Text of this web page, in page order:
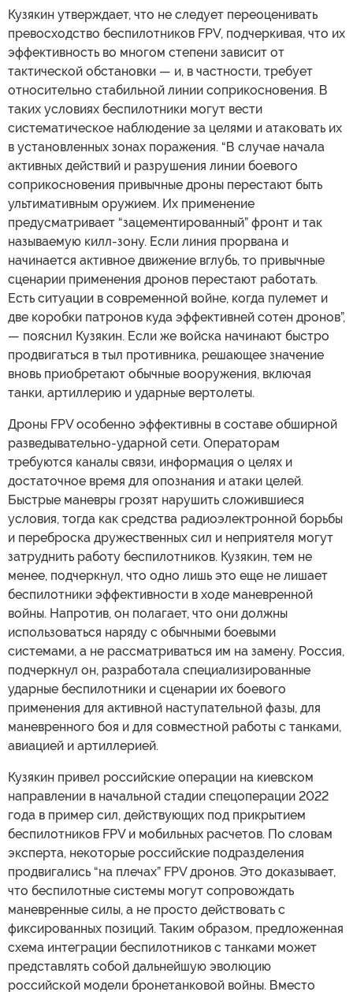
Кузякин утверждает, что не следует переоценивать
превосходство беспилотников FPV, подчеркивая, что их
эффективность во многом степени зависит от
тактической обстановки — и, в частности, требует
относительно стабильной линии соприкосновения. В
таких условиях беспилотники могут вести
систематическое наблюдение за целями и атаковать их
в установленных зонах поражения. “В случае начала
активных действий и разрушения линии боевого
соприкосновения привычные дроны перестают быть
ультимативным оружием. Их применение
предусматривает “зацементированный” фронт и так
называемую килл-зону. Если линия прорвана и
начинается активное движение вглубь, то привычные
сценарии применения дронов перестают работать.
Есть ситуации в современной войне, когда пулемет и
две коробки патронов куда эффективней сотен дронов”,
— пояснил Кузякин. Если же войска начинают быстро
продвигаться в тыл противника, решающее значение
вновь приобретают обычные вооружения, включая
танки, артиллерию и ударные вертолеты.
Дроны FPV особенно эффективны в составе обширной
разведывательно-ударной сети. Операторам
требуются каналы связи, информация о целях и
достаточное время для опознания и атаки целей.
Быстрые маневры грозят нарушить сложившиеся
условия, тогда как средства радиоэлектронной борьбы
и переброска дружественных сил и неприятеля могут
затруднить работу беспилотников. Кузякин, тем не
менее, подчеркнул, что одно лишь это еще не лишает
беспилотники эффективности в ходе маневренной
войны. Напротив, он полагает, что они должны
использоваться наряду с обычными боевыми
системами, а не рассматриваться им на замену. Россия,
подчеркнул он, разработала специализированные
ударные беспилотники и сценарии их боевого
применения для активной наступательной фазы, для
маневренного боя и для совместной работы с танками,
авиацией и артиллерией.
Кузякин привел российские операции на киевском
направлении в начальной стадии спецоперации 2022
года в пример сил, действующих под прикрытием
беспилотников FPV и мобильных расчетов. По словам
эксперта, некоторые российские подразделения
продвигались “на плечах” FPV дронов. Это доказывает,
что беспилотные системы могут сопровождать
маневренные силы, а не просто действовать с
фиксированных позиций. Таким образом, предложенная
схема интеграции беспилотников с танками может
представлять собой дальнейшую эволюцию
российской модели бронетанковой войны. Вместо